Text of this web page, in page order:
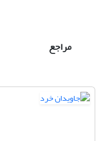
مراجع